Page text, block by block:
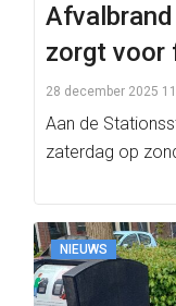
zorgt voor
28 december 2025
Aan de
zaterdag op
NIEUWS